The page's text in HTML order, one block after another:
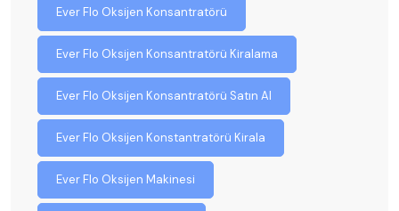
Ever Flo Oksijen Konsantratörü
Ever Flo Oksijen Konsantratörü Kiralama
Ever Flo Oksijen Konsantratörü Satın Al
Ever Flo Oksijen Konstantratörü Kirala
Ever Flo Oksijen Makinesi